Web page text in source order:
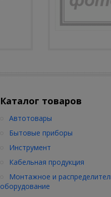
Каталог товаров
Автотовары
Бытовые приборы
Инструмент
Кабельная продукция
Монтажное и
оборудование